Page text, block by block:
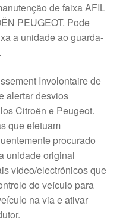
de faixa AFIL
PEUGEOT. Pode
a unidade ao guarda-
Involontaire de
alertar desvios
Citroën e Peugeot.
que efetuam
procurado
unidade original
vídeo/electrónicos que
do veículo para
na via e ativar